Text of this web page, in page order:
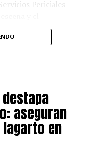
Periciales
con las
del crimen y dar
aseguran
en